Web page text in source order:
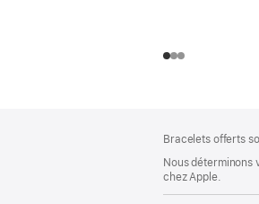
de
page
de
bas
de
page
Bracelets offerts
Nous déterminons
chez Apple.